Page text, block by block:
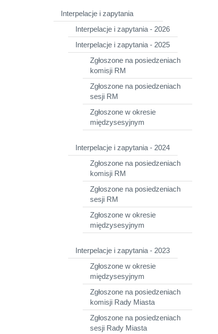
Interpelacje i zapytania
Interpelacje i zapytania - 2026
Interpelacje i zapytania - 2025
Zgłoszone na posiedzeniach
komisji RM
Zgłoszone na posiedzeniach
sesji RM
Zgłoszone w okresie
międzysesyjnym
Interpelacje i zapytania - 2024
Zgłoszone na posiedzeniach
komisji RM
Zgłoszone na posiedzeniach
sesji RM
Zgłoszone w okresie
międzysesyjnym
Interpelacje i zapytania - 2023
Zgłoszone w okresie
międzysesyjnym
Zgłoszone na posiedzeniach
komisji Rady Miasta
Zgłoszone na posiedzeniach
sesji Rady Miasta